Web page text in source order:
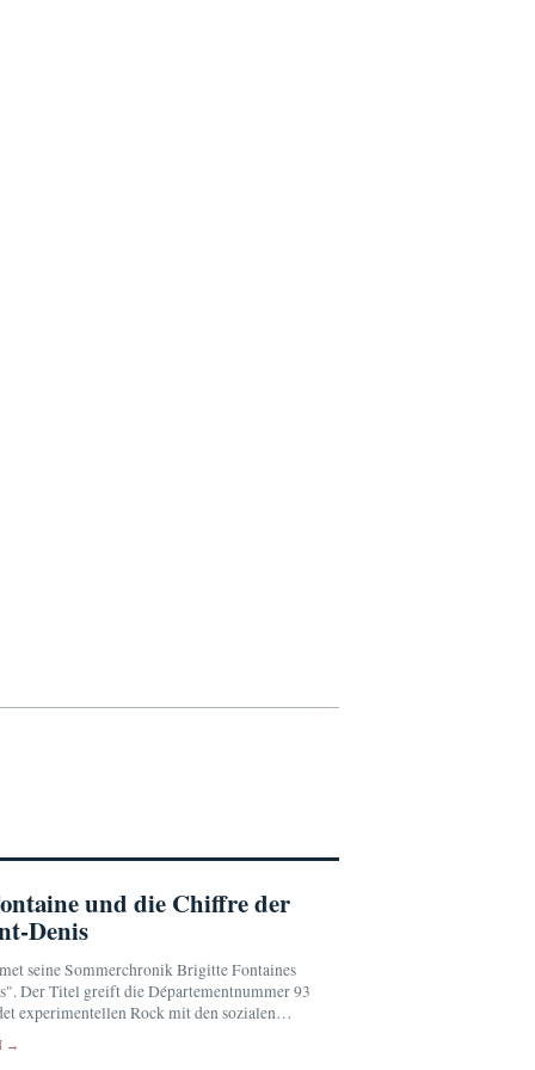
und die Chiffre der
Denis
seine Sommerchronik Brigitte Fontaines
Der Titel greift die Départementnummer 93
experimentellen Rock mit den sozialen
→